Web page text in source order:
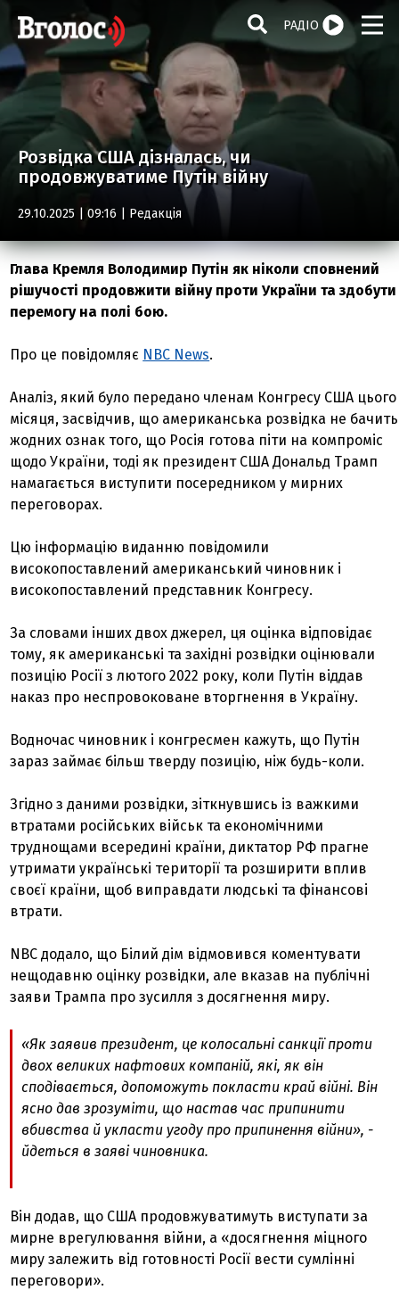
РАДІО
Розвідка США дізналась, чи
продовжуватиме Путін війну
29.10.2025 | 09:16 | Редакція
Глава Кремля Володимир Путін як ніколи сповнений
рішучості продовжити війну проти України та здобути
перемогу на полі бою.
Про це повідомляє NBC News.
Аналіз, який було передано членам Конгресу США цього
місяця, засвідчив, що американська розвідка не бачить
жодних ознак того, що Росія готова піти на компроміс
щодо України, тоді як президент США Дональд Трамп
намагається виступити посередником у мирних
переговорах.
Цю інформацію виданню повідомили
високопоставлений американський чиновник і
високопоставлений представник Конгресу.
За словами інших двох джерел, ця оцінка відповідає
тому, як американські та західні розвідки оцінювали
позицію Росії з лютого 2022 року, коли Путін віддав
наказ про неспровоковане вторгнення в Україну.
Водночас чиновник і конгресмен кажуть, що Путін
зараз займає більш тверду позицію, ніж будь-коли.
Згідно з даними розвідки, зіткнувшись із важкими
втратами російських військ та економічними
труднощами всередині країни, диктатор РФ прагне
утримати українські території та розширити вплив
своєї країни, щоб виправдати людські та фінансові
втрати.
NBC додало, що Білий дім відмовився коментувати
нещодавню оцінку розвідки, але вказав на публічні
заяви Трампа про зусилля з досягнення миру.
«Як заявив президент, це колосальні санкції проти
двох великих нафтових компаній, які, як він
сподівається, допоможуть покласти край війні. Він
ясно дав зрозуміти, що настав час припинити
вбивства й укласти угоду про припинення війни», -
йдеться в заяві чиновника.
Він додав, що США продовжуватимуть виступати за
мирне врегулювання війни, а «досягнення міцного
миру залежить від готовності Росії вести сумлінні
переговори».